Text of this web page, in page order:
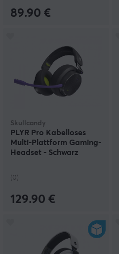
89.90 €
Skullcandy
PLYR Pro Kabelloses
Multi-Plattform Gaming-
Headset - Schwarz
(0)
129.90 €